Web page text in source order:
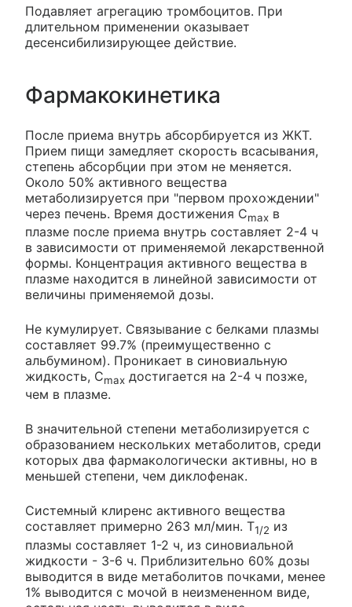
Подавляет агрегацию тромбоцитов. При
длительном применении оказывает
десенсибилизирующее действие.
Фармакокинетика
После приема внутрь абсорбируется из ЖКТ.
Прием пищи замедляет скорость всасывания,
степень абсорбции при этом не меняется.
Около 50% активного вещества
метаболизируется при "первом прохождении"
через печень. Время достижения Сmax в
плазме после приема внутрь составляет 2-4 ч
в зависимости от применяемой лекарственной
формы. Концентрация активного вещества в
плазме находится в линейной зависимости от
величины применяемой дозы.
Не кумулирует. Связывание с белками плазмы
составляет 99.7% (преимущественно с
альбумином). Проникает в синовиальную
жидкость, Cmax достигается на 2-4 ч позже,
чем в плазме.
В значительной степени метаболизируется с
образованием нескольких метаболитов, среди
которых два фармакологически активны, но в
меньшей степени, чем диклофенак.
Системный клиренс активного вещества
составляет примерно 263 мл/мин. T1/2 из
плазмы составляет 1-2 ч, из синовиальной
жидкости - 3-6 ч. Приблизительно 60% дозы
выводится в виде метаболитов почками, менее
1% выводится с мочой в неизмененном виде,